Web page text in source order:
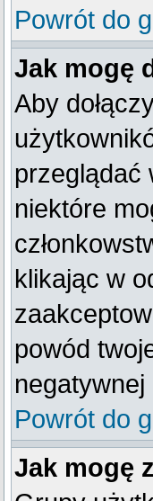
Powrót do
Jak mogę
Aby
przeglądać
niektóre
klikając w
powód
Powrót do
Jak mogę